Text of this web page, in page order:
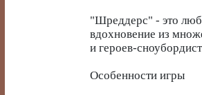
"Шреддерс" - это
вдохновение из
и героев-
Особенности игры